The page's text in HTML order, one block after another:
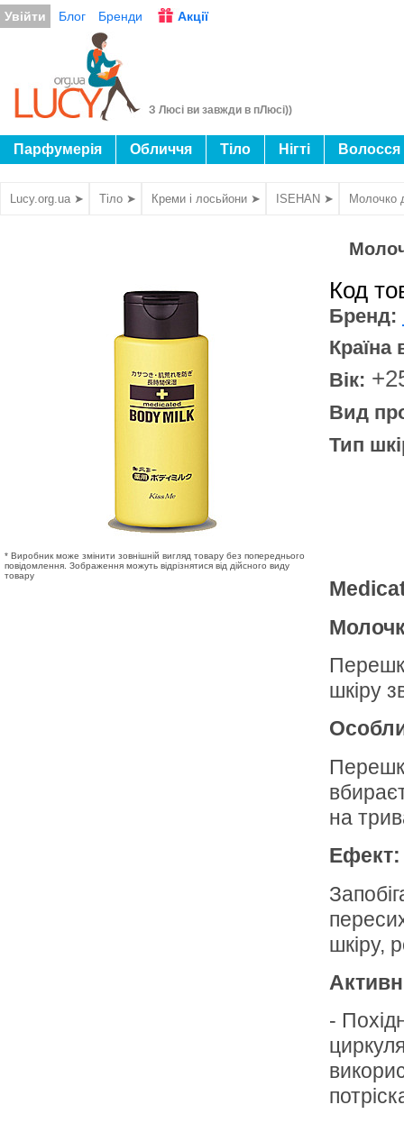
Увійти Блог Бренди Акції
З Люсі ви завжди в пЛюсі))
Парфумерія Обличчя Тіло Нігті Волосся
Lucy.org.ua ➤ Тіло ➤ Креми і лосьйони ➤ ISEHAN ➤ Молочко
* Виробник може змінити зовнішній вигляд товару без попереднього
повідомлення. Зображення можуть відрізнятися від дійсного виду
товару
Код
Бренд:
Вік:
Вид
Тип
шкіру
на
Ефект:
шкіру,
-